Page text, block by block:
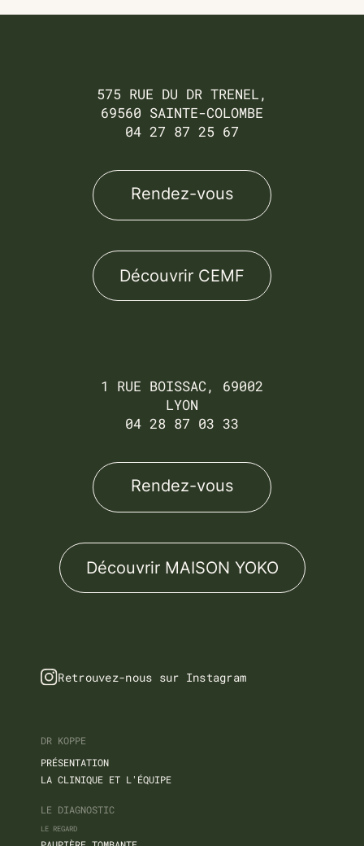
575 RUE DU DR TRENEL,
69560 SAINTE-COLOMBE
04 27 87 25 67
Rendez-vous
Découvrir CEMF
1 RUE BOISSAC, 69002
LYON
04 28 87 03 33
Rendez-vous
Découvrir MAISON YOKO
Retrouvez-nous sur Instagram
DR KOPPE
PRÉSENTATION
LA CLINIQUE ET L'ÉQUIPE
LE DIAGNOSTIC
LE REGARD